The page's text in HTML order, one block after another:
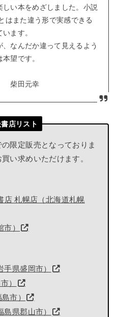
い本をめざしました。小説
はまた違う形で実感できる
ます。
なんだか違って見えるよう
望です。
幸
店リスト
限定販売となっておりま
い求めいただけます。
店 札幌店（北海道札幌
）
県盛岡市）
）
市）
県郡山市）